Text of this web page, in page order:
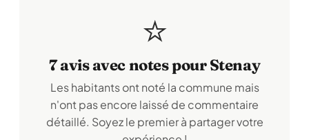
⭐
7 avis avec notes pour Stenay
Les habitants ont noté la commune mais
n'ont pas encore laissé de commentaire
détaillé. Soyez le premier à partager votre